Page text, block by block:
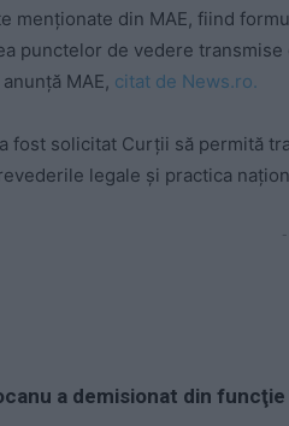
menţionate din MAE, fiind
punctelor de vedere
MAE, citat de News.ro.
fost solicitat Curţii să permită
legale şi practica
-
a demisionat din